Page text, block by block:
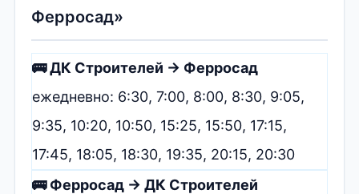
Ферросад»
🚌 ДК Строителей → Ферросад
ежедневно: 6:30, 7:00, 8:00, 8:30, 9:05,
9:35, 10:20, 10:50, 15:25, 15:50, 17:15,
17:45, 18:05, 18:30, 19:35, 20:15, 20:30
🚌 Ферросад → ДК Строителей